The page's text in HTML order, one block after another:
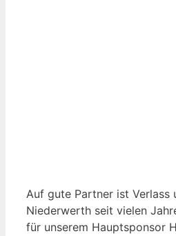
Auf gute Partner ist Verlass
Niederwerth seit vielen
für unserem Hauptsponsor